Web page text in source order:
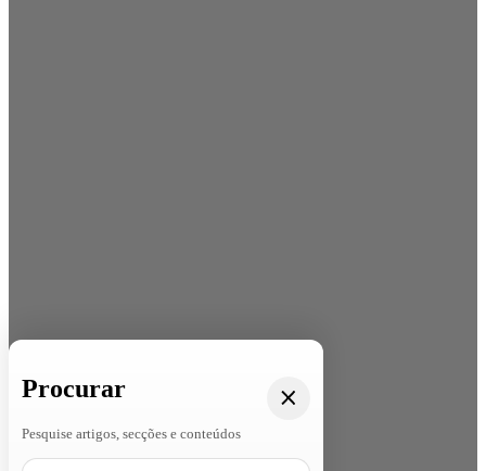
Procurar
Pesquise artigos, secções e conteúdos